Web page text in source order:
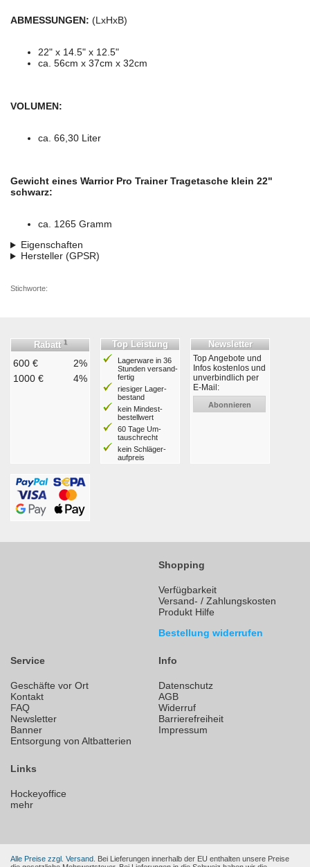
ABMESSUNGEN: (LxHxB)
22" x 14.5" x 12.5"
ca. 56cm x 37cm x 32cm
VOLUMEN:
ca. 66,30 Liter
Gewicht eines Warrior Pro Trainer Tragetasche klein 22"
schwarz:
ca. 1265 Gramm
Eigenschaften
Hersteller (GPSR)
Stichworte:
Rabatt 1
600 €
2%
1000 €
4%
Top Leistung
Lagerware in 36
Stunden ver­sand­
fertig
riesiger Lager­
bestand
kein Mindest­
bestell­wert
60 Tage Um­
tausch­recht
kein Schläger­
aufpreis
Newsletter
Top Angebote und
Infos kostenlos und
unverbindlich per
E-Mail:
Abonnieren
Shopping
Verfügbarkeit
Versand- / Zahlungskosten
Produkt Hilfe
Bestellung widerrufen
Service
Geschäfte vor Ort
Kontakt
FAQ
Newsletter
Banner
Entsorgung von Altbatterien
Info
Datenschutz
AGB
Widerruf
Barrierefreiheit
Impressum
Links
Hockeyoffice
mehr
Alle Preise zzgl. Versand. Bei Lieferungen innerhalb der EU enthalten unsere Preise